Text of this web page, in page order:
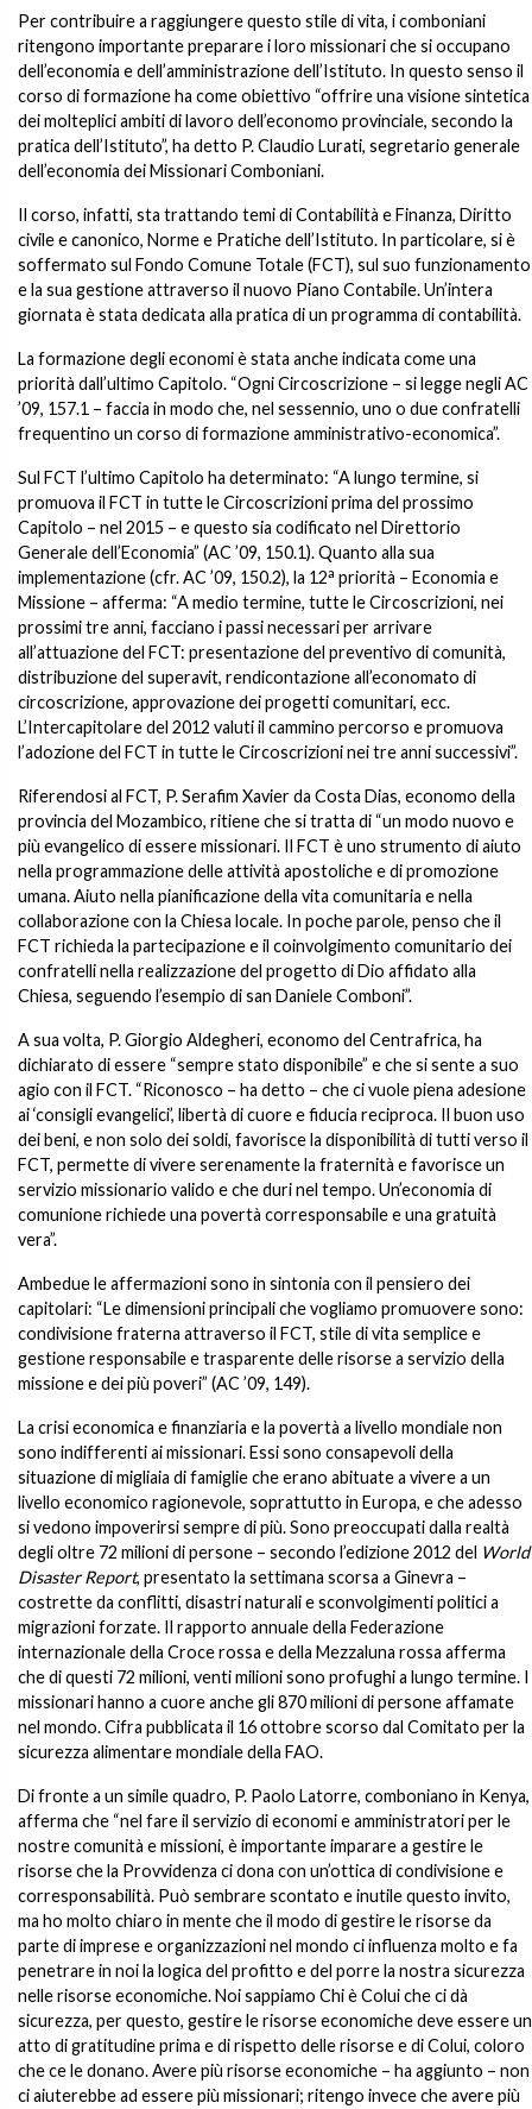
Per contribuire a raggiungere questo stile di vita, i comboniani
ritengono importante preparare i loro missionari che si occupano
dell’economia e dell’amministrazione dell’Istituto. In questo senso il
corso di formazione ha come obiettivo “offrire una visione sintetica
dei molteplici ambiti di lavoro dell’economo provinciale, secondo la
pratica dell’Istituto”, ha detto P. Claudio Lurati, segretario generale
dell’economia dei Missionari Comboniani.
Il corso, infatti, sta trattando temi di Contabilità e Finanza, Diritto
civile e canonico, Norme e Pratiche dell’Istituto. In particolare, si è
soffermato sul Fondo Comune Totale (FCT), sul suo funzionamento
e la sua gestione attraverso il nuovo Piano Contabile. Un’intera
giornata è stata dedicata alla pratica di un programma di contabilità.
La formazione degli economi è stata anche indicata come una
priorità dall’ultimo Capitolo. “Ogni Circoscrizione – si legge negli AC
’09, 157.1 – faccia in modo che, nel sessennio, uno o due confratelli
frequentino un corso di formazione amministrativo-economica”.
Sul FCT l’ultimo Capitolo ha determinato: “A lungo termine, si
promuova il FCT in tutte le Circoscrizioni prima del prossimo
Capitolo – nel 2015 – e questo sia codificato nel Direttorio
Generale dell’Economia” (AC ’09, 150.1). Quanto alla sua
implementazione (cfr. AC ’09, 150.2), la 12a priorità – Economia e
Missione – afferma: “A medio termine, tutte le Circoscrizioni, nei
prossimi tre anni, facciano i passi necessari per arrivare
all’attuazione del FCT: presentazione del preventivo di comunità,
distribuzione del superavit, rendicontazione all’economato di
circoscrizione, approvazione dei progetti comunitari, ecc.
L’Intercapitolare del 2012 valuti il cammino percorso e promuova
l’adozione del FCT in tutte le Circoscrizioni nei tre anni successivi”.
Riferendosi al FCT, P. Serafim Xavier da Costa Dias, economo della
provincia del Mozambico, ritiene che si tratta di “un modo nuovo e
più evangelico di essere missionari. Il FCT è uno strumento di aiuto
nella programmazione delle attività apostoliche e di promozione
umana. Aiuto nella pianificazione della vita comunitaria e nella
collaborazione con la Chiesa locale. In poche parole, penso che il
FCT richieda la partecipazione e il coinvolgimento comunitario dei
confratelli nella realizzazione del progetto di Dio affidato alla
Chiesa, seguendo l’esempio di san Daniele Comboni”.
A sua volta, P. Giorgio Aldegheri, economo del Centrafrica, ha
dichiarato di essere “sempre stato disponibile” e che si sente a suo
agio con il FCT. “Riconosco – ha detto – che ci vuole piena adesione
ai ‘consigli evangelici’, libertà di cuore e fiducia reciproca. Il buon uso
dei beni, e non solo dei soldi, favorisce la disponibilità di tutti verso il
FCT, permette di vivere serenamente la fraternità e favorisce un
servizio missionario valido e che duri nel tempo. Un’economia di
comunione richiede una povertà corresponsabile e una gratuità
vera”.
Ambedue le affermazioni sono in sintonia con il pensiero dei
capitolari: “Le dimensioni principali che vogliamo promuovere sono:
condivisione fraterna attraverso il FCT, stile di vita semplice e
gestione responsabile e trasparente delle risorse a servizio della
missione e dei più poveri” (AC ’09, 149).
La crisi economica e finanziaria e la povertà a livello mondiale non
sono indifferenti ai missionari. Essi sono consapevoli della
situazione di migliaia di famiglie che erano abituate a vivere a un
livello economico ragionevole, soprattutto in Europa, e che adesso
si vedono impoverirsi sempre di più. Sono preoccupati dalla realtà
degli oltre 72 milioni di persone – secondo l’edizione 2012 del World
Disaster Report, presentato la settimana scorsa a Ginevra –
costrette da conflitti, disastri naturali e sconvolgimenti politici a
migrazioni forzate. Il rapporto annuale della Federazione
internazionale della Croce rossa e della Mezzaluna rossa afferma
che di questi 72 milioni, venti milioni sono profughi a lungo termine. I
missionari hanno a cuore anche gli 870 milioni di persone affamate
nel mondo. Cifra pubblicata il 16 ottobre scorso dal Comitato per la
sicurezza alimentare mondiale della FAO.
Di fronte a un simile quadro, P. Paolo Latorre, comboniano in Kenya,
afferma che “nel fare il servizio di economi e amministratori per le
nostre comunità e missioni, è importante imparare a gestire le
risorse che la Provvidenza ci dona con un’ottica di condivisione e
corresponsabilità. Può sembrare scontato e inutile questo invito,
ma ho molto chiaro in mente che il modo di gestire le risorse da
parte di imprese e organizzazioni nel mondo ci influenza molto e fa
penetrare in noi la logica del profitto e del porre la nostra sicurezza
nelle risorse economiche. Noi sappiamo Chi è Colui che ci dà
sicurezza, per questo, gestire le risorse economiche deve essere un
atto di gratitudine prima e di rispetto delle risorse e di Colui, coloro
che ce le donano. Avere più risorse economiche – ha aggiunto – non
ci aiuterebbe ad essere più missionari; ritengo invece che avere più